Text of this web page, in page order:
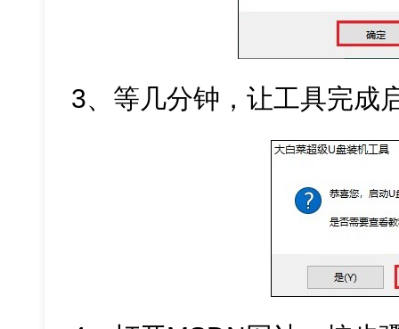
3、等几分钟，让工具完成